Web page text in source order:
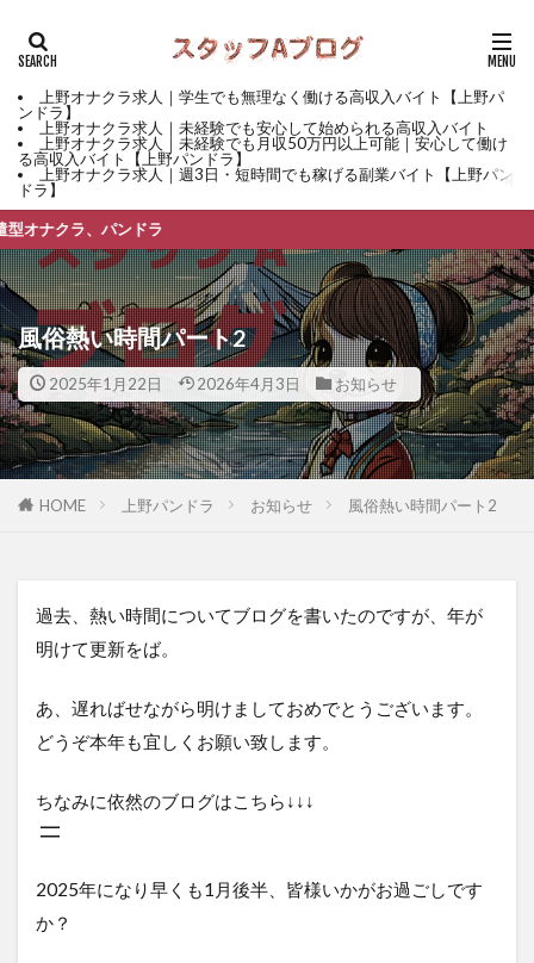
上野オナクラ求人｜学生でも無理なく働ける高収入バイト【上野パ
ンドラ】
上野オナクラ求人｜未経験でも安心して始められる高収入バイト
上野オナクラ求人｜未経験でも月収50万円以上可能｜安心して働け
る高収入バイト【上野パンドラ】
上野オナクラ求人｜週3日・短時間でも稼げる副業バイト【上野パン
ドラ】
、パンドラ
風俗熱い時間パート2
2025年1月22日 2026年4月3日 お知らせ
HOME 上野パンドラ お知らせ 風俗熱い時間パート2
過去、熱い時間についてブログを書いたのですが、年が
明けて更新をば。
あ、遅ればせながら明けましておめでとうございます。
どうぞ本年も宜しくお願い致します。
ちなみに依然のブログはこちら↓↓↓
2025年になり早くも1月後半、皆様いかがお過ごしです
か？